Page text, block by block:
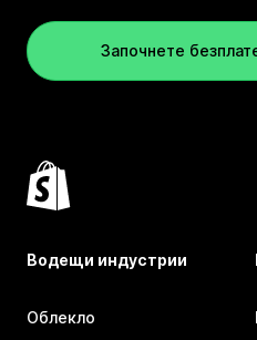
Започнете
Водещи индустрии
Облекло